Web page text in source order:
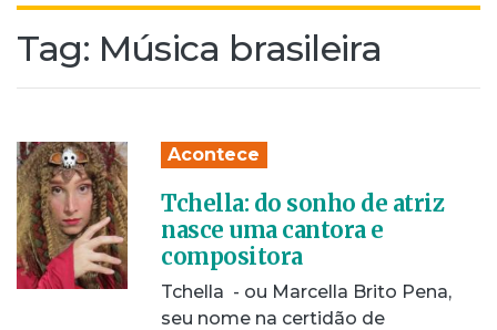
Tag: Música brasileira
Acontece
Tchella: do sonho de atriz
nasce uma cantora e
compositora
Tchella - ou Marcella Brito Pena,
seu nome na certidão de